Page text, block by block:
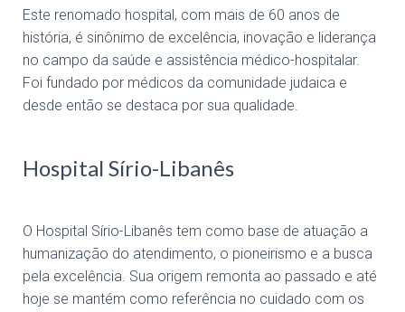
Este renomado hospital, com mais de 60 anos de
história, é sinônimo de excelência, inovação e liderança
no campo da saúde e assistência médico-hospitalar.
Foi fundado por médicos da comunidade judaica e
desde então se destaca por sua qualidade.
Hospital Sírio-Libanês
O Hospital Sírio-Libanês tem como base de atuação a
humanização do atendimento, o pioneirismo e a busca
pela excelência. Sua origem remonta ao passado e até
hoje se mantém como referência no cuidado com os